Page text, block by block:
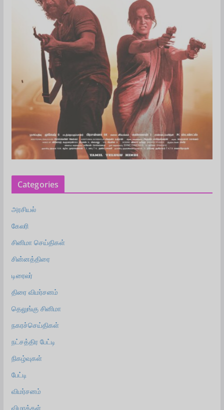
Categories
அரசியல்
கேலரி
சினிமா செய்திகள்
சின்னத்திரை
டிரைலர்
திரை விமர்சனம்
தெலுங்கு சினிமா
நகரச்செய்திகள்
நட்சத்திர பேட்டி
நிகழ்வுகள்
பேட்டி
விமர்சனம்
விழாக்கள்